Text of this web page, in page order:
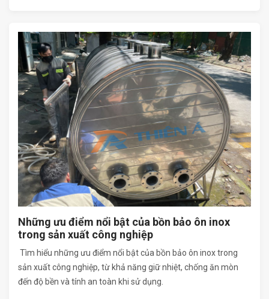
Những ưu điểm nổi bật của bồn bảo ôn inox
trong sản xuất công nghiệp
Tìm hiểu những ưu điểm nổi bật của bồn bảo ôn inox trong
sản xuất công nghiệp, từ khả năng giữ nhiệt, chống ăn mòn
đến độ bền và tính an toàn khi sử dụng.